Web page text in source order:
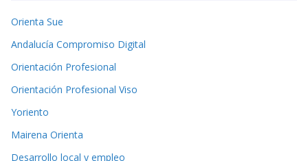
Orienta Sue
Andalucía Compromiso Digital
Orientación Profesional
Orientación Profesional Viso
Yoriento
Mairena Orienta
Desarrollo local y empleo